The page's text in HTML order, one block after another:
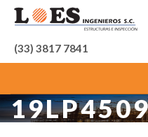
(33) 3817 7841